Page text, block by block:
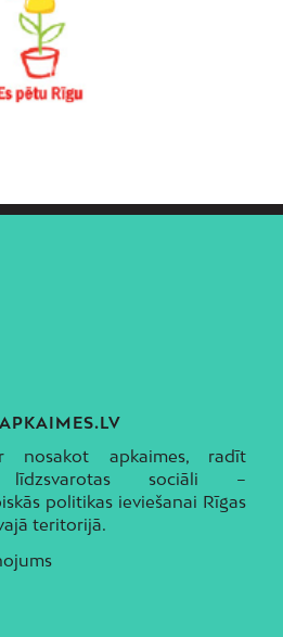
nosakot apkaimes, radīt
līdzsvarotas sociāli –
politikas ieviešanai Rīgas
teritorijā.